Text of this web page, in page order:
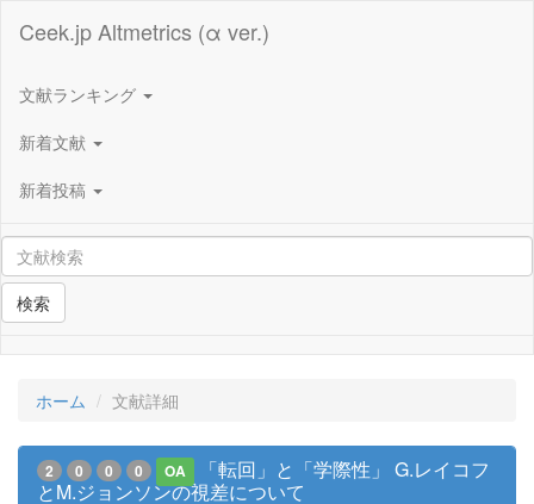
Ceek.jp Altmetrics (α ver.)
文献ランキング
新着文献
新着投稿
検索
ホーム 文献詳細
2 0 0 0 OA
「転回」と「学際性」 G.レイコフ
とM.ジョンソンの視差について